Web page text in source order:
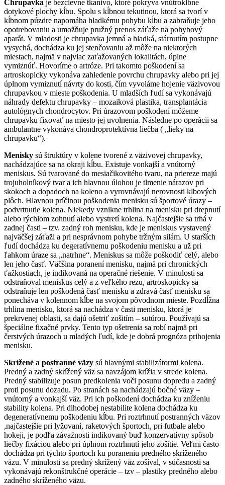
Chrupavka je bezcievne tkanivo, ktoré pokrýva vnútrokĺbne
dotykové plochy kĺbu. Spolu s kĺbnou tekutinou, ktorá sa tvorí v
kĺbnom púzdre napomáha hladkému pohybu kĺbu a zabraňuje jeho
opotrebovaniu a umožňuje pružný prenos záťaže na pohybový
aparát. V mladosti je chrupavka jemná a hladká, stárnutím postupne
vysychá, dochádza ku jej stenčovaniu až môže na niektorých
miestach, najmä v najviac zaťažovaných lokalitách, úplne
vymiznúť. Hovoríme o artróze. Pri takomto poškodení sa
artroskopicky vykonáva zahledenie povrchu chrupavky alebo pri jej
úplnom vymiznutí návrty do kosti, čím vyvoláme hojenie väzivovou
chrupavkou v mieste poškodenia. U mladších ľudí sa vykonávajú
náhrady defektu chrupavky – mozaiková plastika, transplantácia
autológnych chondrocytov. Pri úrazovom poškodení môžeme
chrupavku fixovať na miesto jej uvolnenia. Následne po operácii sa
ambulantne vykonáva chondroprotektívna liečba ( „lieky na
chrupavku“).
Menisky sú štruktúry v kolene tvorené z väzivovej chrupavky,
nachádzajúce sa na okraji kĺbu. Existuje vonkajší a vnútorný
meniskus. Sú tvarované do mesiačikovitého tvaru, na priereze majú
trojuholníkový tvar a ich hlavnou úlohou je tlmenie nárazov pri
skokoch a dopadoch na koleno a vyrovnávajú nerovnosti klbových
plôch. Hlavnou príčinou poškodenia menisku sú športové úrazy –
podvrtnutie kolena. Niekedy vznikne trhlina na menisku pri drepnutí
alebo rýchlom zohnutí alebo vystretí kolena. Najčastejšie sa trhá v
zadnej časti – tzv. zadný roh menisku, kde je meniskus vystavený
najväčšej záťaži a pri nesprávnom pohybe tržným silám. U starších
ľudí dochádza ku degeratívnemu poškodeniu menisku a už pri
ľahkom úraze sa „natrhne“. Meniskus sa môže poškodiť celý, alebo
len jeho časť. Väčšina poranení menisku, najmä pri chronických
ťažkostiach, je indikovaná na operačné riešenie. V minulosti sa
odstraňoval meniskus celý a z veľkého rezu, artroskopicky sa
odstraňuje len poškodená časť menisku a zdravá časť menisku sa
ponecháva v kolennom kĺbe na svojom pôvodnom mieste. Pozdĺžna
trhlina menisku, ktorá sa nachádza v časti menisku, ktorá je
prekrvenej oblasti, sa dajú ošetriť zošitím – sutúrou. Používajú sa
špeciálne fixačné prvky. Tento typ ošetrenia sa robí najmä pri
čerstvých úrazoch u mladých ľudí, kde je dobrá prognóza prihojenia
menisku.
Skrížené a postranné väzy sú hlavnými stabilizátormi kolena.
Predný a zadný skrížený väz sa navzájom krížia v strede kolena.
Predný stabilizuje posun predkolenia voči posunu dopredu a zadný
proti posunu dozadu. Po stranách sa nachádzajú bočné väzy –
vnútorný a vonkajší väz. Pri ich poškodení dochádza ku zníženiu
stability kolena. Pri dlhodobej nestabilite kolena dochádza ku
degeneratívnemu poškodeniu kĺbu. Pri roztrhnutí postranných väzov
,najčastejšie pri lyžovaní, raketových športoch, pri futbale alebo
hokeji, je podľa závažnosti indikovaný buď konzervatívny spôsob
liečby fixáciou alebo pri úplnom roztrhnutí jeho zošitie. Veľmi často
dochádza pri týchto športoch ku poraneniu predného skríženého
väzu. V minulosti sa predný skrížený väz zošíval, v súčasnosti sa
vykonávajú rekonštrukčné operácie – tzv – plastiky predného alebo
zadného skríženého väzu.